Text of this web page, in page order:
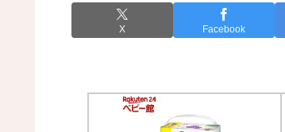
X Facebook